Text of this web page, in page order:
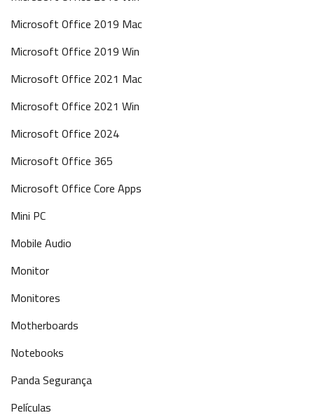
Microsoft Office 2019 Mac
Microsoft Office 2019 Win
Microsoft Office 2021 Mac
Microsoft Office 2021 Win
Microsoft Office 2024
Microsoft Office 365
Microsoft Office Core Apps
Mini PC
Mobile Audio
Monitor
Monitores
Motherboards
Notebooks
Panda Segurança
Películas